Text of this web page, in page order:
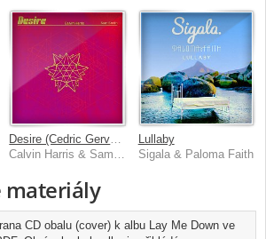
Desire (Cedric Gervais Remixes)
Calvin Harris & Sam Smith
Lullaby
Sigala & Paloma Faith
materiály
CD obalu (cover) k albu Lay Me Down ve